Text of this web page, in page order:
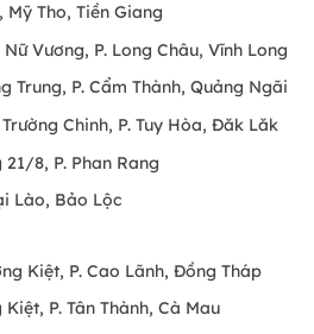
Mỹ Tho, Tiền Giang
Nữ Vương, P. Long Châu, Vĩnh Long
Trung, P. Cẩm Thành, Quảng Ngãi
Chinh, P. Tuy Hòa, Đăk Lăk
8, P. Phan Rang
Lào, Bảo Lộc
Kiệt, P. Cao Lãnh, Đồng Tháp
Kiệt, P. Tân Thành, Cà Mau